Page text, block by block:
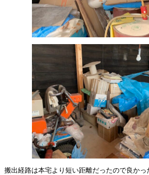
搬出経路は本宅より短い距離だったので良か